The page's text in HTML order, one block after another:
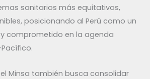
sanitarios más equitativos,
posicionando al Perú como un
comprometido en la agenda
Minsa también busca consolidar